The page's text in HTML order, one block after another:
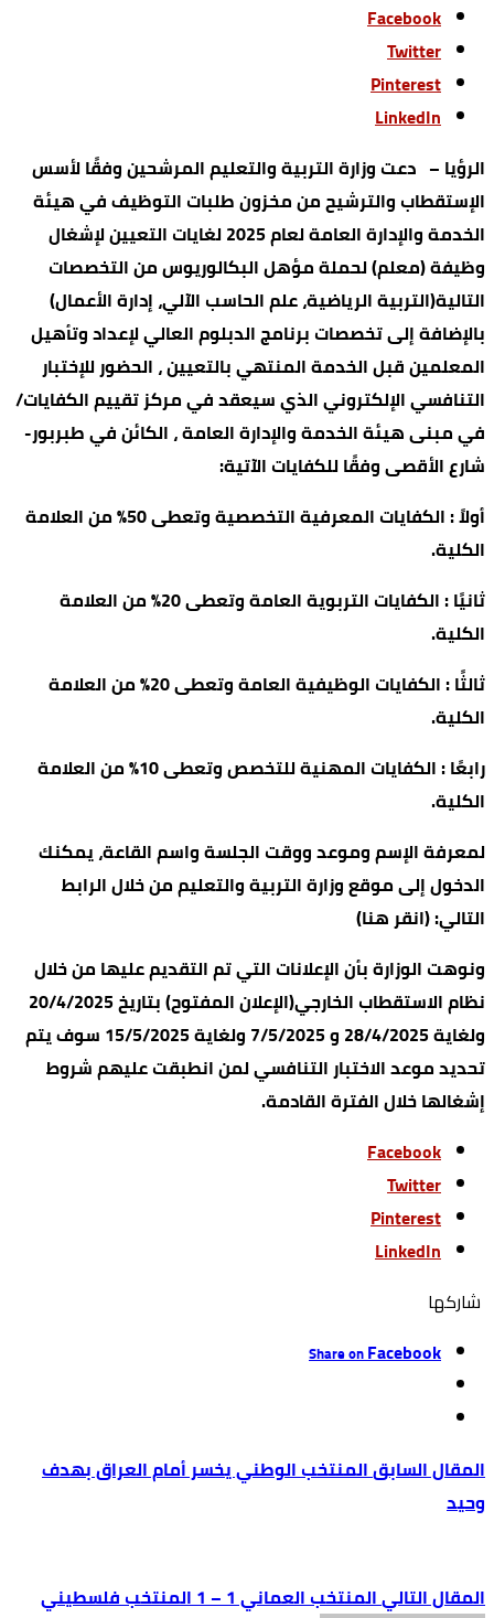
Facebook
Twitter
Pinterest
LinkedIn
الرؤيا – دعت وزارة التربية والتعليم المرشحين وفقًا لأسس
الإستقطاب والترشيح من مخزون طلبات التوظيف في هيئة
الخدمة والإدارة العامة لعام 2025 لغايات التعيين لإشغال
وظيفة (معلم) لحملة مؤهل البكالوريوس من التخصصات
التالية(التربية الرياضية، علم الحاسب الآلي، إدارة الأعمال)
بالإضافة إلى تخصصات برنامج الدبلوم العالي لإعداد وتأهيل
المعلمين قبل الخدمة المنتهي بالتعيين ، الحضور للإختبار
التنافسي الإلكتروني الذي سيعقد في مركز تقييم الكفايات/
في مبنى هيئة الخدمة والإدارة العامة ، الكائن في طبربور-
شارع الأقصى وفقًا للكفايات الآتية:
أولاً : الكفايات المعرفية التخصصية وتعطى 50% من العلامة
الكلية.
ثانيًا : الكفايات التربوية العامة وتعطى 20% من العلامة
الكلية.
ثالثًا : الكفايات الوظيفية العامة وتعطى 20% من العلامة
الكلية.
رابعًا : الكفايات المهنية للتخصص وتعطى 10% من العلامة
الكلية.
لمعرفة الإسم وموعد ووقت الجلسة واسم القاعة، يمكنك
الدخول إلى موقع وزارة التربية والتعليم من خلال الرابط
التالي: (انقر هنا)
ونوهت الوزارة بأن الإعلانات التي تم التقديم عليها من خلال
نظام الاستقطاب الخارجي(الإعلان المفتوح) بتاريخ 20/4/2025
ولغاية 28/4/2025 و 7/5/2025 ولغاية 15/5/2025 سوف يتم
تحديد موعد الاختبار التنافسي لمن انطبقت عليهم شروط
إشغالها خلال الفترة القادمة.
Facebook
Twitter
Pinterest
LinkedIn
‫‫ شاركها‬
Share onFacebook
المنتخب الوطني يخسر أمام العراق بهدف
وحيد
المنتخب العماني 1 – 1 المنتخب فلسطيني